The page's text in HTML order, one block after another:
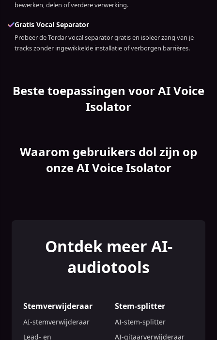
bewerken, delen of verdere verwerking.
Gratis Vocal Separator
Probeer de Tordar vocal separator gratis en isoleer zang van je
tracks zonder ingewikkelde installatie of verborgen barrières.
Beste toepassingen voor AI Voice
Isolator
Waarom gebruikers dol zijn op
onze AI Voice Isolator
Ontdek meer AI-
audiotools
Stemverwijderaar
AI-stemverwijderaar
Lead- en
Stem-splitter
AI-stem-splitter
AI-gitaarverwijderaar